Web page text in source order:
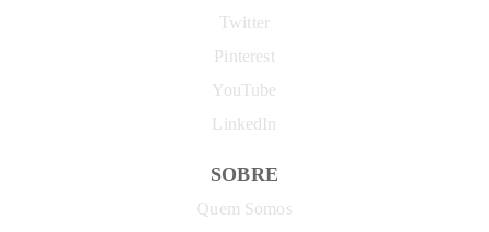
Twitter
Pinterest
YouTube
LinkedIn
SOBRE
Quem Somos